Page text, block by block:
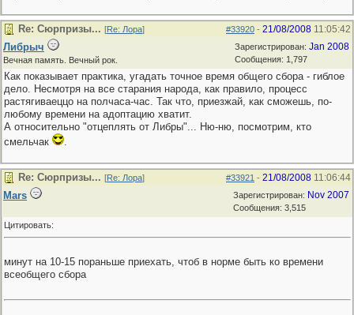
#33920 - 21/08/2008 11:05:42
Re: Сюрпризы... [Re: Лора]
Зарегистрирован: Jan 2008
Сообщения: 1,797
Либрыч
Вечная память. Вечный рок.
Как показывает практика, угадать точное время общего сбора - гиблое
дело. Несмотря на все старания народа, как правило, процесс
растягиваеццо на полчаса-час. Так что, приезжай, как сможешь, по-
любому времени на адоптацию хватит.
А относительно "отцеплять от Либры"... Ню-ню, посмотрим, кто
смельчак
.
#33921 - 21/08/2008 11:06:44
Re: Сюрпризы... [Re: Лора]
Зарегистрирован: Nov 2007
Сообщения: 3,515
Mars
Цитировать:
минут на 10-15 пораньше приехать, чтоб в норме быть ко времени
всеобщего сбора